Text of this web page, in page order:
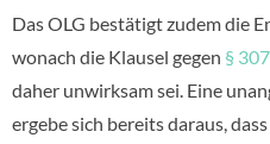
Das OLG bestätigt zudem die
wonach die Klausel gegen §
daher unwirksam sei. Eine
ergebe sich bereits daraus,